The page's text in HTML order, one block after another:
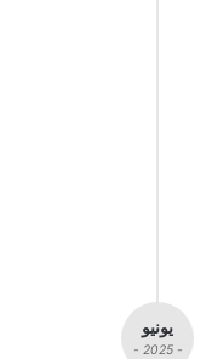
يونيو
- 2025 -